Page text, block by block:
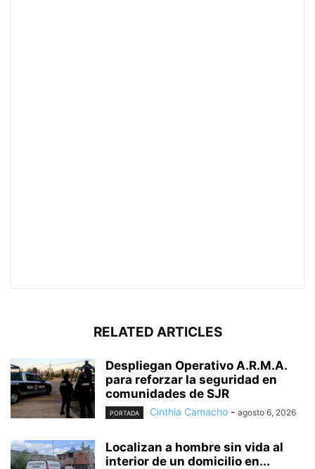
RELATED ARTICLES
Despliegan Operativo A.R.M.A.
para reforzar la seguridad en
comunidades de SJR
PORTADA Cinthia Camacho - agosto 6, 2026
Localizan a hombre sin vida al
interior de un domicilio en...